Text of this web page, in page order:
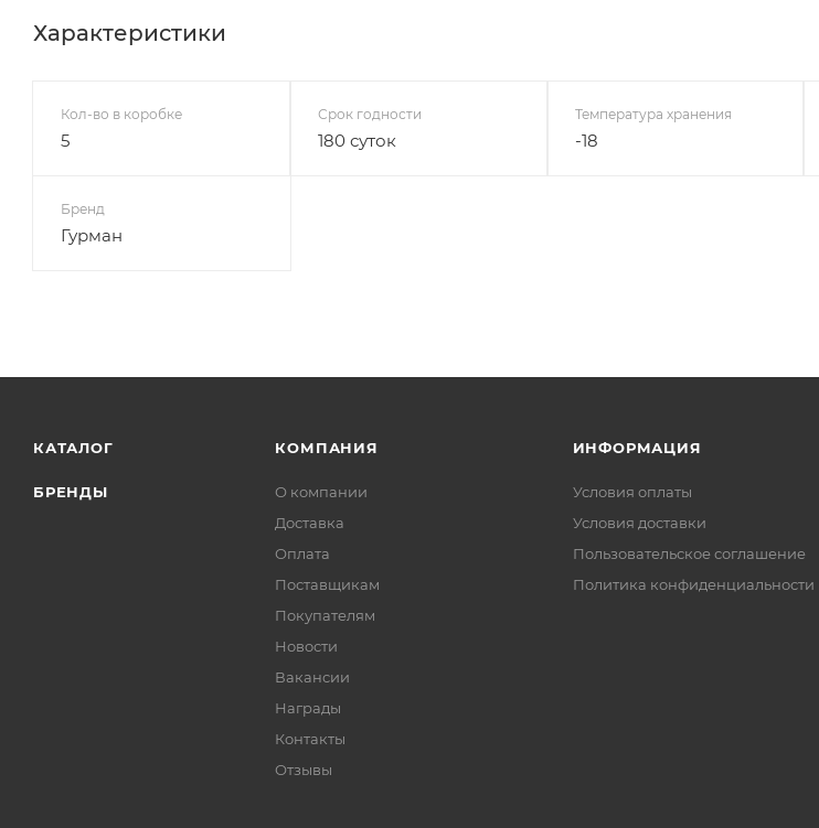
Характеристики
Кол-во в коробке
5
Срок годности
180 суток
Температура хранения
-18
Бренд
Гурман
КАТАЛОГ
БРЕНДЫ
КОМПАНИЯ
О компании
Доставка
Оплата
Поставщикам
Покупателям
Новости
Вакансии
Награды
Контакты
Отзывы
ИНФОРМАЦИЯ
Условия оплаты
Условия доставки
Пользовательское соглашение
Политика конфиденциальности